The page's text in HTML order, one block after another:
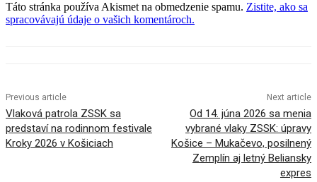
Táto stránka používa Akismet na obmedzenie spamu. Zistite, ako sa
spracovávajú údaje o vašich komentároch.
Previous article
Vlaková patrola ZSSK sa
predstaví na rodinnom festivale
Kroky 2026 v Košiciach
Next article
Od 14. júna 2026 sa menia
vybrané vlaky ZSSK: úpravy
Košice – Mukačevo, posilnený
Zemplín aj letný Beliansky
expres